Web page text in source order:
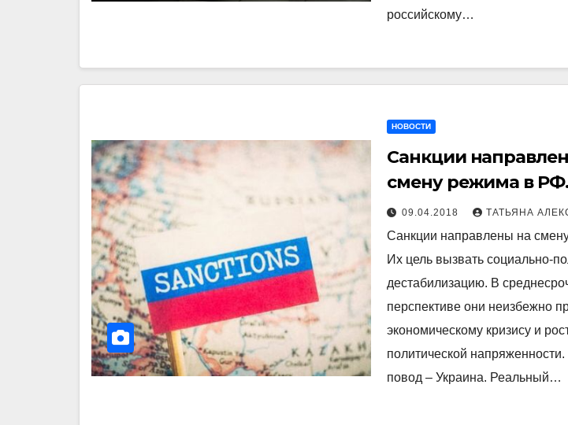
российскому…
НОВОСТИ
Санкции
смену режима в
вызвать социально-
политическую
дестабилизацию
09.04.2018 ТАТЬЯНА
Санкции направлены на
Их цель вызвать социально-
дестабилизацию. В
перспективе они неизбежно
экономическому кризису и
политической
повод – Украина. Реальный…